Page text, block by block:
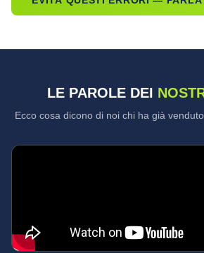
LE PAROLE DEI
Ecco cosa dicono di noi chi ha già